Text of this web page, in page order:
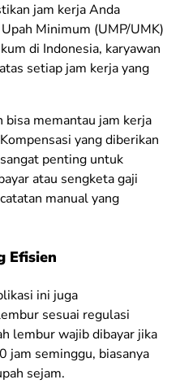
jam kerja Anda
Minimum (UMP/UMK)
di Indonesia, karyawan
setiap jam kerja yang
bisa memantau jam kerja
yang diberikan
penting untuk
atau sengketa gaji
manual yang
Efisien
ini juga
sesuai regulasi
lembur wajib dibayar jika
jam seminggu, biasanya
sejam.